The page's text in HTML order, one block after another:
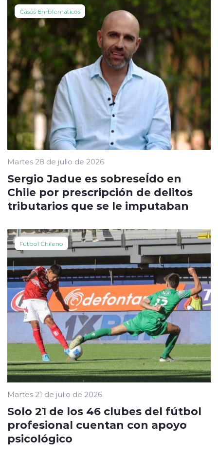
Casos Emblemáticos
Martes 28 de julio de 2026
Sergio Jadue es sobreseÍdo en
Chile por prescripción de delitos
tributarios que se le imputaban
Fútbol Chileno
Martes 21 de julio de 2026
Solo 21 de los 46 clubes del fútbol
profesional cuentan con apoyo
psicológico